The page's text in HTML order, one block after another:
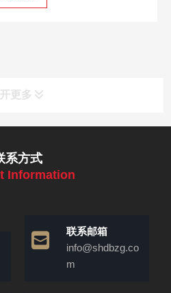
更多
系方式
Information
联系邮箱
info@shdbzg.co
m